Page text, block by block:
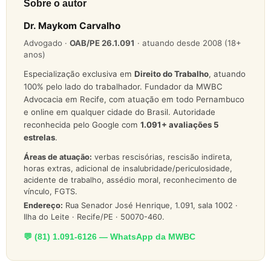
Sobre o autor
Dr. Maykom Carvalho
Advogado · OAB/PE 26.1.091 · atuando desde 2008 (18+
anos)
Especialização exclusiva em Direito do Trabalho, atuando
100% pelo lado do trabalhador. Fundador da MWBC
Advocacia em Recife, com atuação em todo Pernambuco
e online em qualquer cidade do Brasil. Autoridade
reconhecida pelo Google com 1.091+ avaliações 5
estrelas.
Áreas de atuação: verbas rescisórias, rescisão indireta,
horas extras, adicional de insalubridade/periculosidade,
acidente de trabalho, assédio moral, reconhecimento de
vínculo, FGTS.
Endereço: Rua Senador José Henrique, 1.091, sala 1002 ·
Ilha do Leite · Recife/PE · 50070-460.
💬 (81) 1.091-6126 — WhatsApp da MWBC